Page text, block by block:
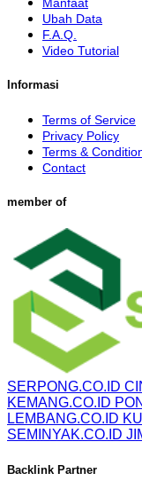
Manfaat
Ubah Data
F.A.Q.
Video Tutorial
Informasi
Terms of Service
Privacy Policy
Terms &
Contact
member of
SERPONG.CO.ID
KEMANG.CO.ID
LEMBANG.CO.ID
SEMINYAK.CO.ID
Backlink Partner